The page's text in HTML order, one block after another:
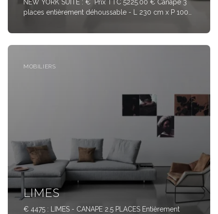
NEW YORK SUITE : € Prix TTC 5225.00 € Canapé 3
places entièrement déhoussable - L 230 cm x P 100
VELVET 1403 » Col50. Les nouvelles collections de la
MOBILIERS
LIMES
€ 4475 : LIMES - CANAPE 2.5 PLACES Entièrement